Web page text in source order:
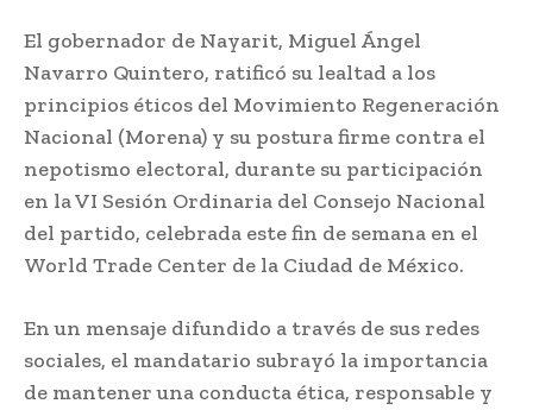
El gobernador de Nayarit, Miguel Ángel
Navarro Quintero, ratificó su lealtad a los
principios éticos del Movimiento Regeneración
Nacional (Morena) y su postura firme contra el
nepotismo electoral, durante su participación
en la VI Sesión Ordinaria del Consejo Nacional
del partido, celebrada este fin de semana en el
World Trade Center de la Ciudad de México.
En un mensaje difundido a través de sus redes
sociales, el mandatario subrayó la importancia
de mantener una conducta ética, responsable y